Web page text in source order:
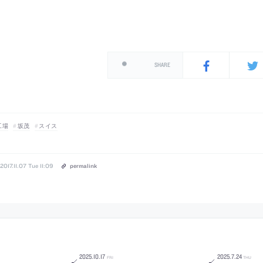
SHARE
場 坂茂 スイス
2017.11.07 Tue 11:09 permalink
2025.10.17 FRI 2025.7.24 THU